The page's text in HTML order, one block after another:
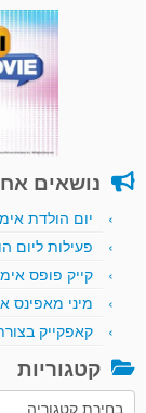
נושאים
יום הולדת
פעילות ליום
קייק פופס
מיני מאפינס
קאפקייק
קטגוריות
קטגוריות